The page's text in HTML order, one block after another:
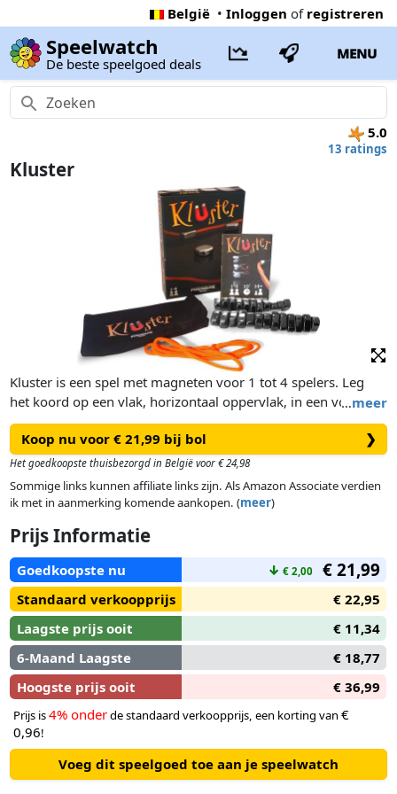
België • Inloggen of registreren
Speelwatch
De beste speelgoed deals
MENU
5.0
13 ratings
Kluster
…meer
Kluster is een spel met magneten voor 1 tot 4 spelers. Leg
het koord op een vlak, horizontaal oppervlak, in een vorm
naar keuze. Verdeel de 24 magneten tussen de spelers. De
eerste speler die al z’n mageneten kan afleggen wint het spel.
Koop nu voor € 21,99 bij bol ❯
Het goedkoopste thuisbezorgd in België voor € 24,98
Sommige links kunnen affiliate links zijn. Als Amazon Associate verdien
ik met in aanmerking komende aankopen. (meer)
Prijs Informatie
Goedkoopste nu ↓ € 2,00 € 21,99
Standaard verkoopprijs
€ 22,95
Laagste prijs ooit
€ 11,34
6-Maand Laagste
€ 18,77
Hoogste prijs ooit
€ 36,99
Prijs is4% onderde standaard verkoopprijs, een korting van €
0,96!
Voeg dit speelgoed toe aan je speelwatch